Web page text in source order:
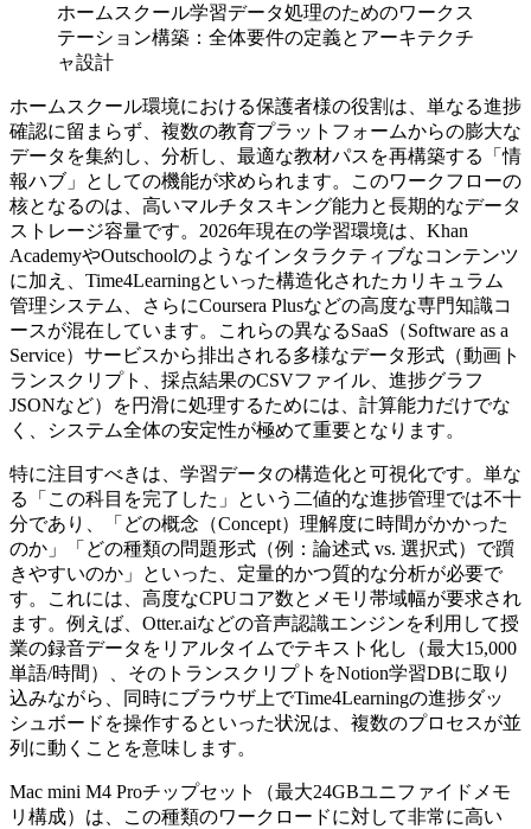
ホームスクール学習データ処理のためのワークス
テーション構築：全体要件の定義とアーキテクチ
ャ設計
ホームスクール環境における保護者様の役割は、単なる進捗
確認に留まらず、複数の教育プラットフォームからの膨大な
データを集約し、分析し、最適な教材パスを再構築する「情
報ハブ」としての機能が求められます。このワークフローの
核となるのは、高いマルチタスキング能力と長期的なデータ
ストレージ容量です。2026年現在の学習環境は、Khan
AcademyやOutschoolのようなインタラクティブなコンテンツ
に加え、Time4Learningといった構造化されたカリキュラム
管理システム、さらにCoursera Plusなどの高度な専門知識コ
ースが混在しています。これらの異なるSaaS（Software as a
Service）サービスから排出される多様なデータ形式（動画ト
ランスクリプト、採点結果のCSVファイル、進捗グラフ
JSONなど）を円滑に処理するためには、計算能力だけでな
く、システム全体の安定性が極めて重要となります。
特に注目すべきは、学習データの構造化と可視化です。単な
る「この科目を完了した」という二値的な進捗管理では不十
分であり、「どの概念（Concept）理解度に時間がかかった
のか」「どの種類の問題形式（例：論述式 vs. 選択式）で躓
きやすいのか」といった、定量的かつ質的な分析が必要で
す。これには、高度なCPUコア数とメモリ帯域幅が要求され
ます。例えば、Otter.aiなどの音声認識エンジンを利用して授
業の録音データをリアルタイムでテキスト化し（最大15,000
単語/時間）、そのトランスクリプトをNotion学習DBに取り
込みながら、同時にブラウザ上でTime4Learningの進捗ダッ
シュボードを操作するといった状況は、複数のプロセスが並
列に動くことを意味します。
Mac mini M4 Proチップセット（最大24GBユニファイドメモ
リ構成）は、この種類のワークロードに対して非常に高い